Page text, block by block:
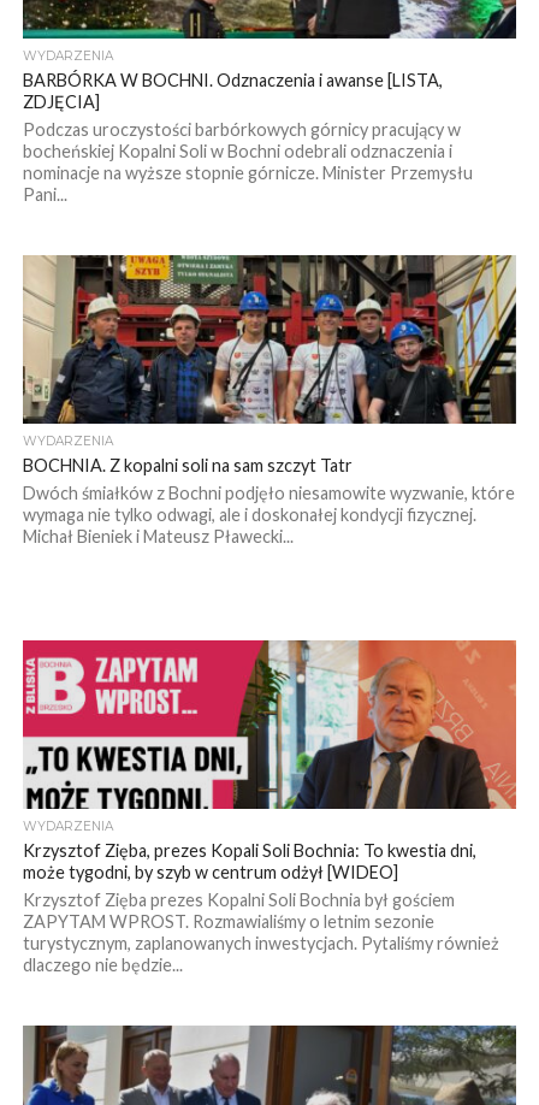
WYDARZENIA
BARBÓRKA W BOCHNI. Odznaczenia i awanse [LISTA,
ZDJĘCIA]
Podczas uroczystości barbórkowych górnicy pracujący w
bocheńskiej Kopalni Soli w Bochni odebrali odznaczenia i
nominacje na wyższe stopnie górnicze. Minister Przemysłu
Pani...
WYDARZENIA
BOCHNIA. Z kopalni soli na sam szczyt Tatr
Dwóch śmiałków z Bochni podjęło niesamowite wyzwanie, które
wymaga nie tylko odwagi, ale i doskonałej kondycji fizycznej.
Michał Bieniek i Mateusz Pławecki...
WYDARZENIA
Krzysztof Zięba, prezes Kopali Soli Bochnia: To kwestia dni,
może tygodni, by szyb w centrum odżył [WIDEO]
Krzysztof Zięba prezes Kopalni Soli Bochnia był gościem
ZAPYTAM WPROST. Rozmawialiśmy o letnim sezonie
turystycznym, zaplanowanych inwestycjach. Pytaliśmy również
dlaczego nie będzie...